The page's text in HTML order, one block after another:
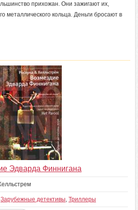
прихожан. Они зажигают их,
металлического кольца. Деньги бросают в
Эдварда Финнигана
Зарубежные детективы, Триллеры